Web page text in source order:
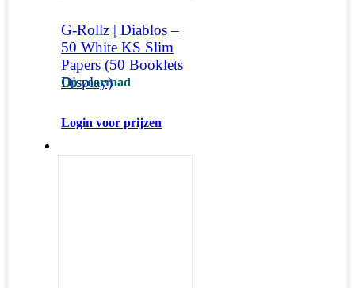
G-Rollz | Diablos –
50 White KS Slim
Papers (50 Booklets
Display)
Op voorraad
Login voor prijzen